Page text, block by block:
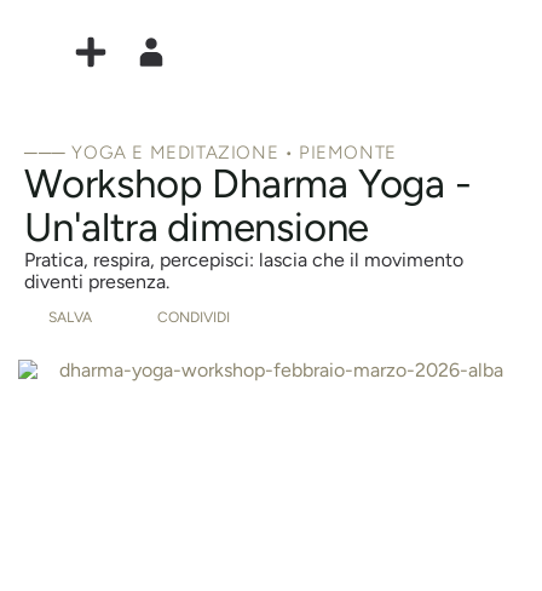
─── YOGA E MEDITAZIONE • PIEMONTE
Workshop Dharma Yoga -
Un'altra dimensione
Pratica, respira, percepisci: lascia che il movimento
diventi presenza.
SALVA CONDIVIDI